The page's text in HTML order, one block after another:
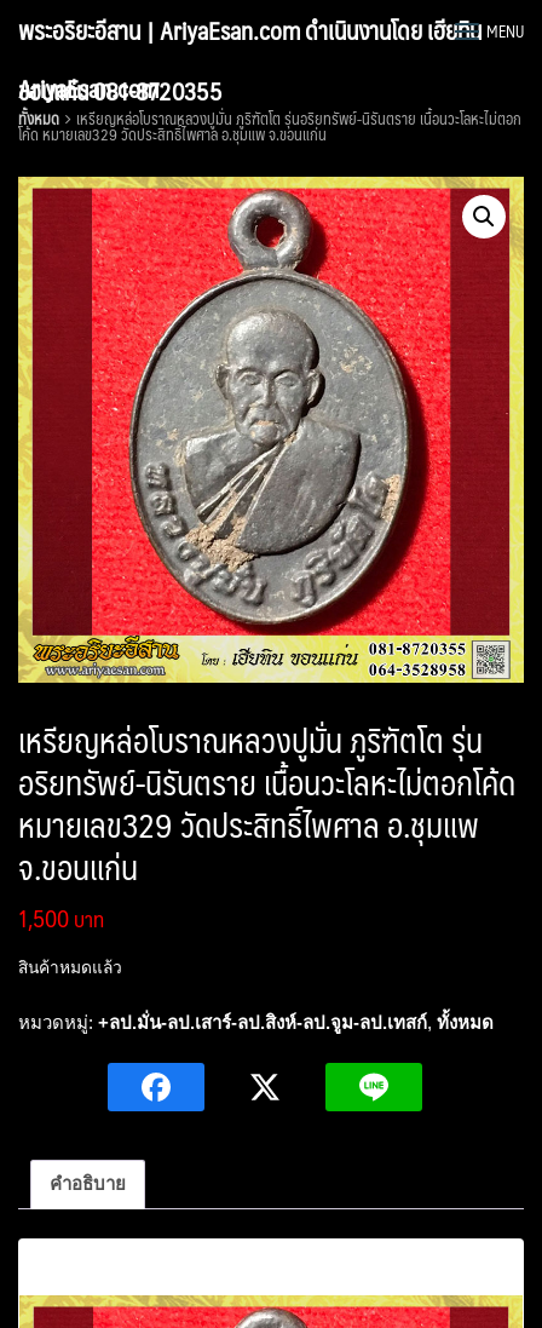
พระอริยะอีสาน | AriyaEsan.com ดำเนินงานโดย เฮียทิน
ขอนแก่น 081-8720355
MENU
AriyaEsan.com
ทั้งหมด เหรียญหล่อโบราณหลวงปูมั่น ภูริฑัตโต รุ่นอริยทรัพย์-นิรันตราย เนื้อนวะโลหะไม่ตอก
โค้ด หมายเลข329 วัดประสิทธิ์ไพศาล อ.ชุมแพ จ.ขอนแก่น
เหรียญหล่อโบราณหลวงปูมั่น ภูริฑัตโต รุ่น
อริยทรัพย์-นิรันตราย เนื้อนวะโลหะไม่ตอกโค้ด
หมายเลข329 วัดประสิทธิ์ไพศาล อ.ชุมแพ
จ.ขอนแก่น
1,500
สินค้าหมดแล้ว
หมวดหมู่: +ลป.มั่น-ลป.เสาร์-ลป.สิงห์-ลป.จูม-ลป.เทสก์, ทั้งหมด
คำอธิบาย